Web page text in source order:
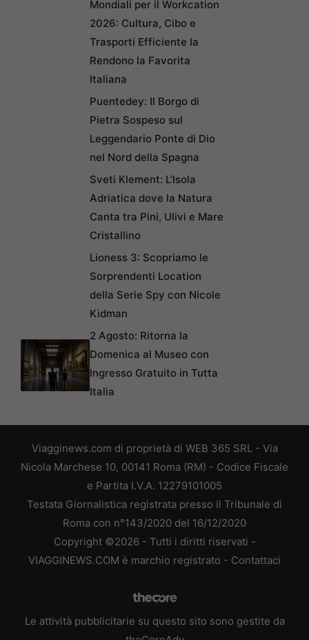
Mondiali per il Workcation
2026: Cultura, Cibo e
Trasporti Efficiente la
Rendono la Favorita
Italiana
Puentedey: Il Borgo di
Pietra Sospeso sul
Leggendario Ponte di Dio
nel Nord della Spagna
Sveti Klement: L’Isola
Adriatica dove la Natura
Canta tra Pini, Ulivi e Mare
Cristallino
Lioness 3: Scopriamo le
Sorprendenti Location
della Serie Spy con Nicole
Kidman
2 Agosto: Ritorna la
Domenica al Museo con
Ingresso Gratuito in Tutta
Italia
Viagginews.com di proprietà di WEB 365 SRL - Via
Nicola Marchese 10, 00141 Roma (RM) - Codice Fiscale
e Partita I.V.A. 12279101005
Testata Giornalistica registrata presso il Tribunale di
Roma con n°143/2020 del 16/12/2020
Copyright ©2026 - Tutti i diritti riservati -
VIAGGINEWS.COM è marchio registrato - Contattaci
Le attività pubblicitarie su questo sito sono gestite da